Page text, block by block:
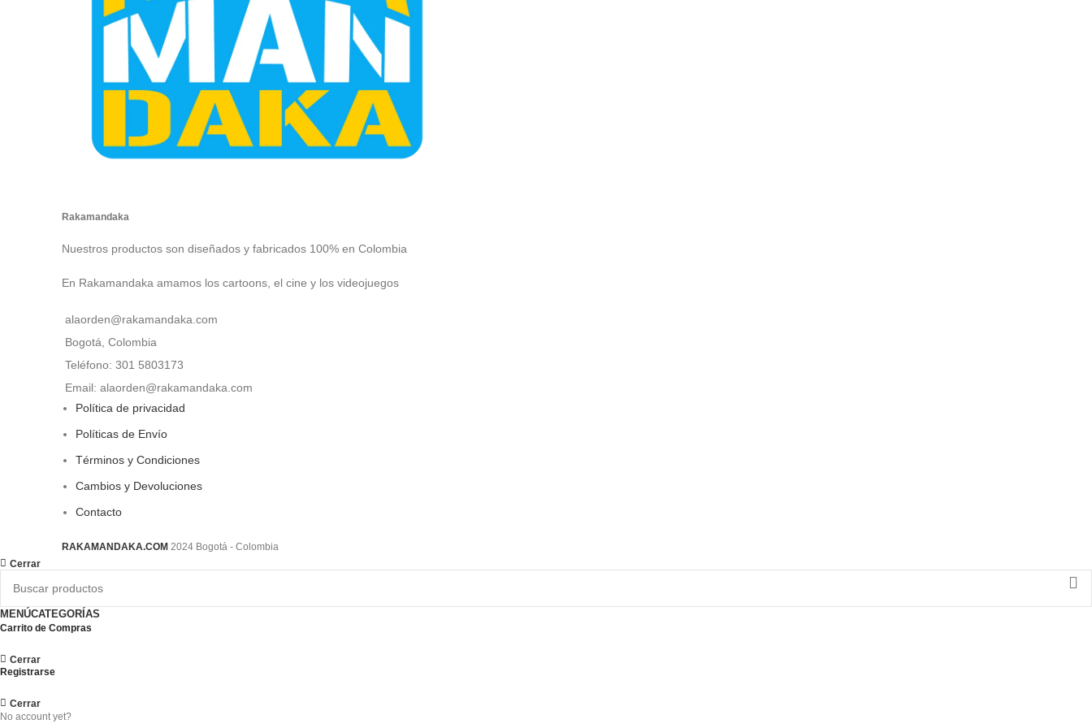
Rakamandaka
Nuestros productos son diseñados y fabricados 100% en Colombia
En Rakamandaka amamos los cartoons, el cine y los videojuegos
alaorden@rakamandaka.com
Bogotá, Colombia
Teléfono: 301 5803173
Email: alaorden@rakamandaka.com
Política de privacidad
Políticas de Envío
Términos y Condiciones
Cambios y Devoluciones
Contacto
RAKAMANDAKA.COM 2024 Bogotá - Colombia
Cerrar
MENÚCATEGORÍAS
Carrito de Compras
Cerrar
Registrarse
Cerrar
No account yet?